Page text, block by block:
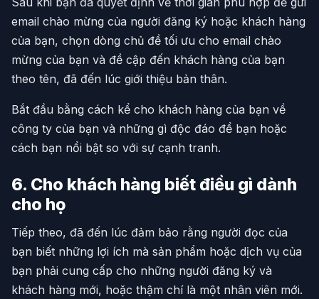
email chào mừng của người đăng ký hoặc khách hàng
của bạn, chọn dòng chủ đề tối ưu cho email chào
mừng của bạn và đề cập đến khách hàng của bạn
theo tên, đã đến lúc giới thiệu bản thân.
Bắt đầu bằng cách kể cho khách hàng của bạn về
công ty của bạn và những gì độc đáo để bạn hoặc
cách bạn nổi bật so với sự cạnh tranh.
6. Cho khách hàng biết điều gì dành
cho họ
Tiếp theo, đã đến lúc đảm bảo rằng người đọc của
bạn biết những lợi ích mà sản phẩm hoặc dịch vụ của
bạn phải cung cấp cho những người đăng ký và
khách hàng mới, hoặc thậm chí là một nhân viên mới.